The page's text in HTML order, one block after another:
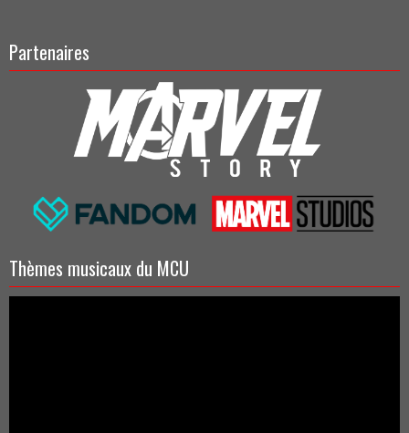
Partenaires
Thèmes musicaux du MCU